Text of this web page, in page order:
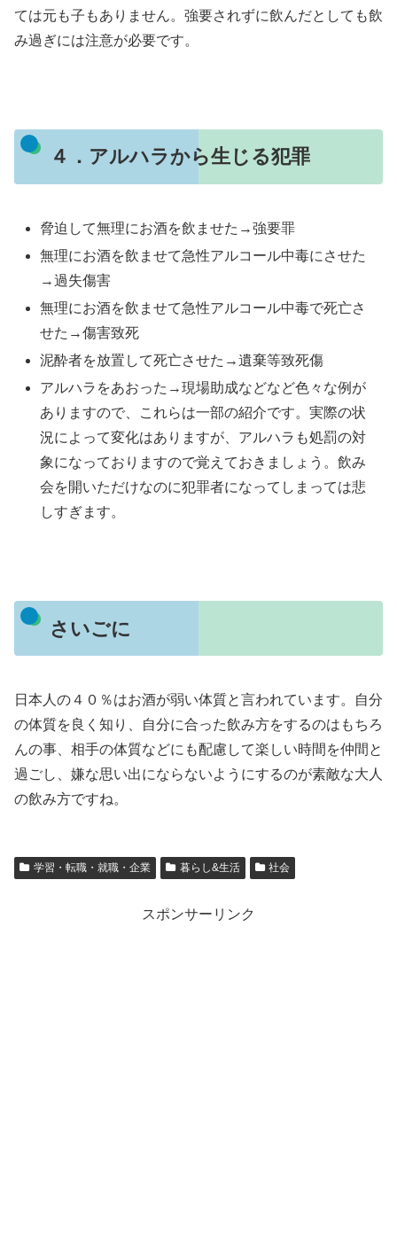
ては元も子もありません。強要されずに飲んだとしても飲
み過ぎには注意が必要です。
４．アルハラから生じる犯罪
脅迫して無理にお酒を飲ませた→強要罪
無理にお酒を飲ませて急性アルコール中毒にさせた
→過失傷害
無理にお酒を飲ませて急性アルコール中毒で死亡さ
せた→傷害致死
泥酔者を放置して死亡させた→遺棄等致死傷
アルハラをあおった→現場助成などなど色々な例が
ありますので、これらは一部の紹介です。実際の状
況によって変化はありますが、アルハラも処罰の対
象になっておりますので覚えておきましょう。飲み
会を開いただけなのに犯罪者になってしまっては悲
しすぎます。
さいごに
日本人の４０％はお酒が弱い体質と言われています。自分
の体質を良く知り、自分に合った飲み方をするのはもちろ
んの事、相手の体質などにも配慮して楽しい時間を仲間と
過ごし、嫌な思い出にならないようにするのが素敵な大人
の飲み方ですね。
学習・転職・就職・企業 暮らし&生活 社会
スポンサーリンク